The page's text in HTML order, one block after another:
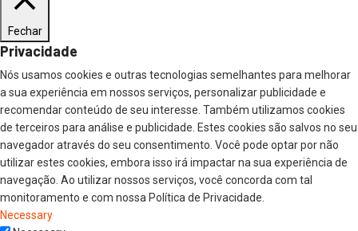
Fechar
Privacidade
Nós usamos cookies e outras tecnologias semelhantes para melhorar
a sua experiência em nossos serviços, personalizar publicidade e
recomendar conteúdo de seu interesse. Também utilizamos cookies
de terceiros para análise e publicidade. Estes cookies são salvos no seu
navegador através do seu consentimento. Você pode optar por não
utilizar estes cookies, embora isso irá impactar na sua experiência de
navegação. Ao utilizar nossos serviços, você concorda com tal
monitoramento e com nossa Política de Privacidade.
Necessary